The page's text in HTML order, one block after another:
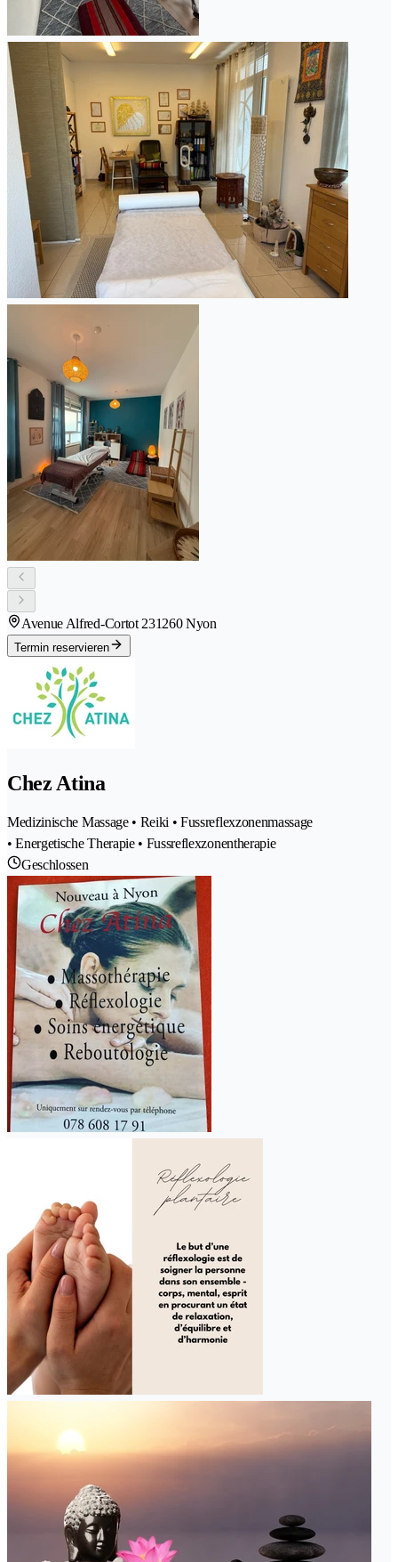
Avenue Alfred-Cortot 231260 Nyon
Termin reservieren
Chez Atina
Medizinische Massage • Reiki • Fussreflexzonenmassage
• Energetische Therapie • Fussreflexzonentherapie
Geschlossen